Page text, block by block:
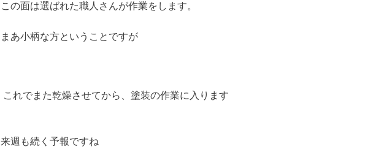
この面は選ばれた職人さんが作業をします。
まあ小柄な方ということですが
これでまた乾燥させてから、塗装の作業に入ります
来週も続く予報ですね